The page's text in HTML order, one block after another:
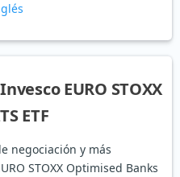
EURO STOXX
ETF
negociación y más
STOXX Optimised Banks